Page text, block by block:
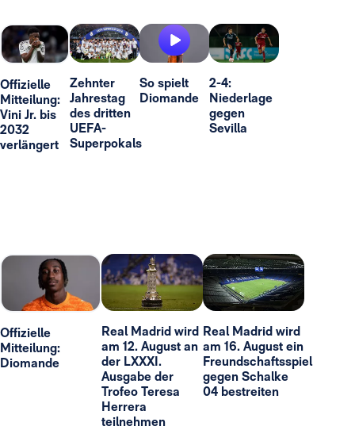
Offizielle
Mitteilung:
Vini Jr. bis
2032
verlängert
Zehnter
Jahrestag
des dritten
UEFA-
Superpokals
So spielt
Diomande
2-4:
Niederlage
gegen
Sevilla
Offizielle
Mitteilung:
Diomande
Real Madrid wird
am 12. August an
der LXXXI.
Ausgabe der
Trofeo Teresa
Herrera
teilnehmen
Real Madrid wird
am 16. August ein
Freundschaftsspiel
gegen Schalke
04 bestreiten